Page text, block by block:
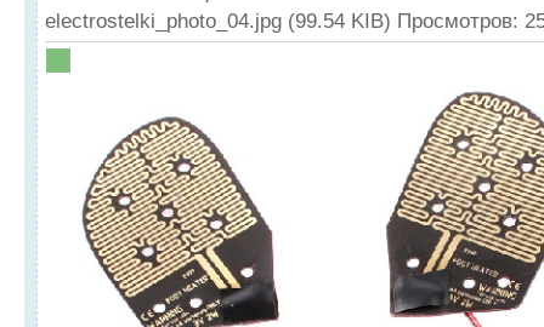
electrostelki_photo_04.jpg (99.54 KIB) Просмотров: